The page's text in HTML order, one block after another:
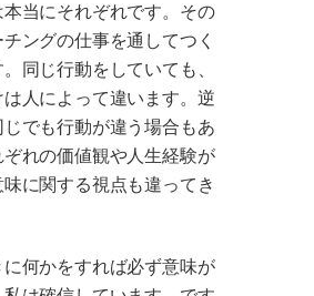
当にそれぞれです。その
ングの仕事を通してつく
同じ行動をしていても、
人によって違います。逆
でも行動が違う場合もあ
ぞれの価値観や人生経験が
に関する視点も違ってき
何かをすれば必ず意味が